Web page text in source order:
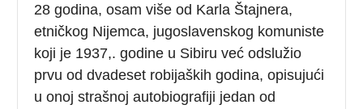
28 godina, osam više od Karla Štajnera,
etničkog Nijemca, jugoslavenskog komuniste
koji je 1937,. godine u Sibiru već odslužio
prvu od dvadeset robijaških godina, opisujući
u onoj strašnoj autobiografiji jedan od